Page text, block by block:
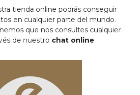
tienda online podrás conseguir
en cualquier parte del mundo.
que nos consultes cualquier
de nuestro chat online.